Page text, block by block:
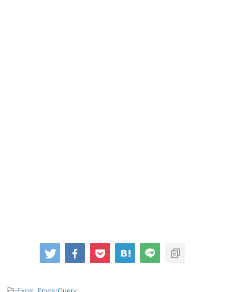
-Excel
PowerQuery